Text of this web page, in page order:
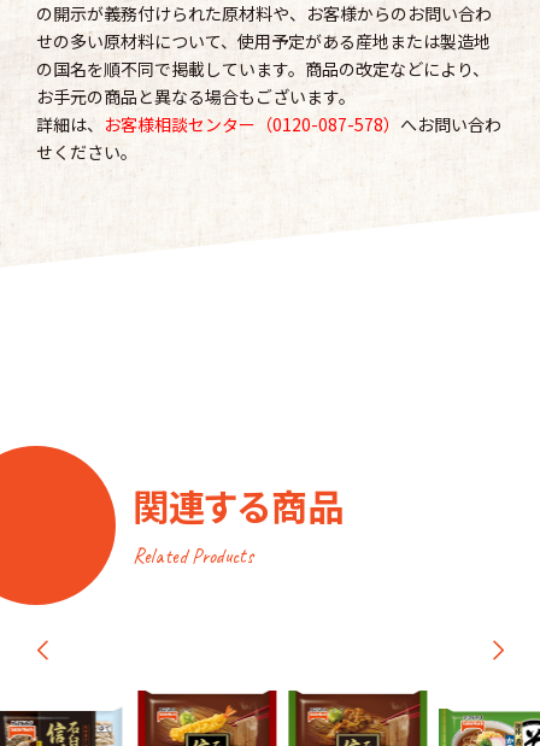
の開示が義務付けられた原材料や、お客様からのお問い合わ
せの多い原材料について、使用予定がある産地または製造地
の国名を順不同で掲載しています。商品の改定などにより、
お手元の商品と異なる場合もございます。
詳細は、 お客様相談センター（0120-087-578） へお問い合わ
せください。
関連する商品
Related Products